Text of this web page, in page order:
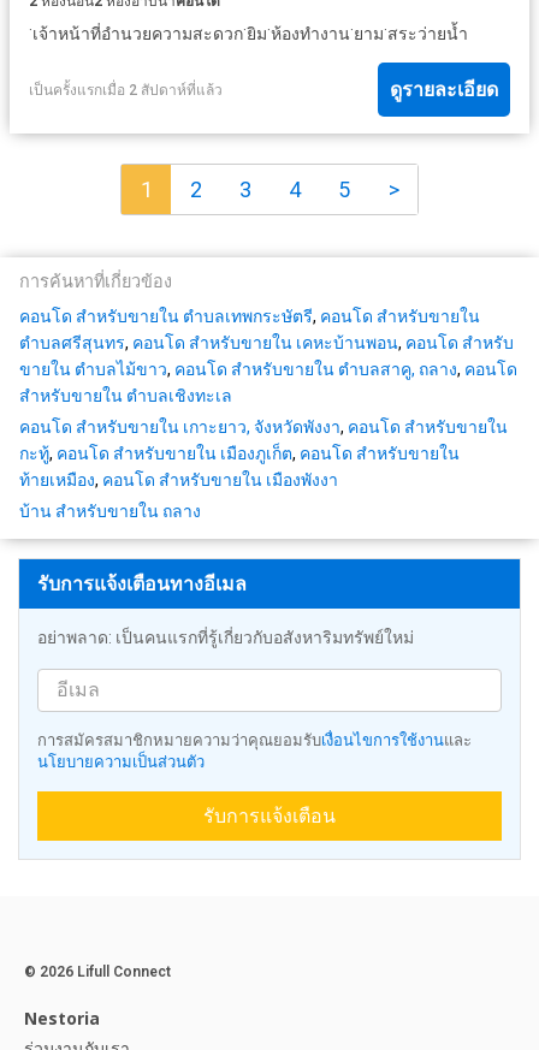
·เจ้าหน้าที่อำนวยความสะดวก·ยิม·ห้องทำงาน·ยาม·สระว่ายน้ำ
เป็นครั้งแรกเมื่อ 2 สัปดาห์ที่แล้ว ดูรายละเอียด
1 2 3 4 5 >
การค้นหาที่เกี่ยวข้อง
คอนโด สำหรับขายใน ตำบลเทพกระษัตรี, คอนโด สำหรับขายใน
ตำบลศรีสุนทร, คอนโด สำหรับขายใน เคหะบ้านพอน, คอนโด สำหรับ
ขายใน ตำบลไม้ขาว, คอนโด สำหรับขายใน ตำบลสาคู, ถลาง, คอนโด
สำหรับขายใน ตำบลเชิงทะเล
คอนโด สำหรับขายใน เกาะยาว, จังหวัดพังงา, คอนโด สำหรับขายใน
กะทู้, คอนโด สำหรับขายใน เมืองภูเก็ต, คอนโด สำหรับขายใน
ท้ายเหมือง, คอนโด สำหรับขายใน เมืองพังงา
บ้าน สำหรับขายใน ถลาง
รับการแจ้งเตือนทางอีเมล
อย่าพลาด: เป็นคนแรกที่รู้เกี่ยวกับอสังหาริมทรัพย์ใหม่
การสมัครสมาชิกหมายความว่าคุณยอมรับเงื่อนไขการใช้งานและ
นโยบายความเป็นส่วนตัว
รับการแจ้งเตือน
© 2026 Lifull Connect
Nestoria